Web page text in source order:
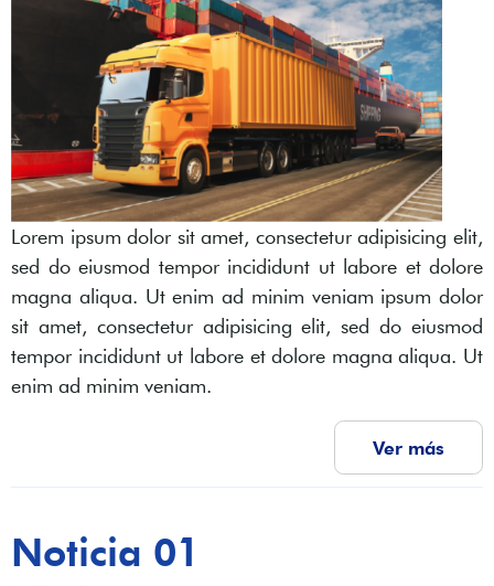
Lorem ipsum dolor sit amet, consectetur adipisicing elit,
sed do eiusmod tempor incididunt ut labore et dolore
magna aliqua. Ut enim ad minim veniam ipsum dolor
sit amet, consectetur adipisicing elit, sed do eiusmod
tempor incididunt ut labore et dolore magna aliqua. Ut
enim ad minim veniam.
Ver más
Noticia 01